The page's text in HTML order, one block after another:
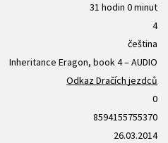
31 hodin 0 minut
4
čeština
Inheritance Eragon, book 4 – AUDIO
Odkaz Dračích jezdců
0
8594155755370
26.03.2014